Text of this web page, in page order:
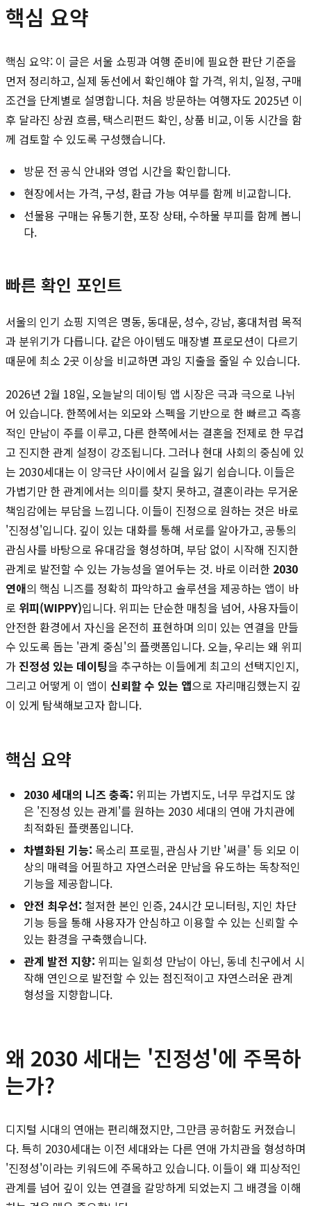
핵심 요약
핵심 요약: 이 글은 서울 쇼핑과 여행 준비에 필요한 판단 기준을
먼저 정리하고, 실제 동선에서 확인해야 할 가격, 위치, 일정, 구매
조건을 단계별로 설명합니다. 처음 방문하는 여행자도 2025년 이
후 달라진 상권 흐름, 택스리펀드 확인, 상품 비교, 이동 시간을 함
께 검토할 수 있도록 구성했습니다.
방문 전 공식 안내와 영업 시간을 확인합니다.
현장에서는 가격, 구성, 환급 가능 여부를 함께 비교합니다.
선물용 구매는 유통기한, 포장 상태, 수하물 부피를 함께 봅니
다.
빠른 확인 포인트
서울의 인기 쇼핑 지역은 명동, 동대문, 성수, 강남, 홍대처럼 목적
과 분위기가 다릅니다. 같은 아이템도 매장별 프로모션이 다르기
때문에 최소 2곳 이상을 비교하면 과잉 지출을 줄일 수 있습니다.
2026년 2월 18일, 오늘날의 데이팅 앱 시장은 극과 극으로 나뉘
어 있습니다. 한쪽에서는 외모와 스펙을 기반으로 한 빠르고 즉흥
적인 만남이 주를 이루고, 다른 한쪽에서는 결혼을 전제로 한 무겁
고 진지한 관계 설정이 강조됩니다. 그러나 현대 사회의 중심에 있
는 2030세대는 이 양극단 사이에서 길을 잃기 쉽습니다. 이들은
가볍기만 한 관계에서는 의미를 찾지 못하고, 결혼이라는 무거운
책임감에는 부담을 느낍니다. 이들이 진정으로 원하는 것은 바로
'진정성'입니다. 깊이 있는 대화를 통해 서로를 알아가고, 공통의
관심사를 바탕으로 유대감을 형성하며, 부담 없이 시작해 진지한
관계로 발전할 수 있는 가능성을 열어두는 것. 바로 이러한 2030
연애의 핵심 니즈를 정확히 파악하고 솔루션을 제공하는 앱이 바
로 위피(WIPPY)입니다. 위피는 단순한 매칭을 넘어, 사용자들이
안전한 환경에서 자신을 온전히 표현하며 의미 있는 연결을 만들
수 있도록 돕는 '관계 중심'의 플랫폼입니다. 오늘, 우리는 왜 위피
가 진정성 있는 데이팅을 추구하는 이들에게 최고의 선택지인지,
그리고 어떻게 이 앱이 신뢰할 수 있는 앱으로 자리매김했는지 깊
이 있게 탐색해보고자 합니다.
핵심 요약
2030 세대의 니즈 충족: 위피는 가볍지도, 너무 무겁지도 않
은 '진정성 있는 관계'를 원하는 2030 세대의 연애 가치관에
최적화된 플랫폼입니다.
차별화된 기능: 목소리 프로필, 관심사 기반 '써클' 등 외모 이
상의 매력을 어필하고 자연스러운 만남을 유도하는 독창적인
기능을 제공합니다.
안전 최우선: 철저한 본인 인증, 24시간 모니터링, 지인 차단
기능 등을 통해 사용자가 안심하고 이용할 수 있는 신뢰할 수
있는 환경을 구축했습니다.
관계 발전 지향: 위피는 일회성 만남이 아닌, 동네 친구에서 시
작해 연인으로 발전할 수 있는 점진적이고 자연스러운 관계
형성을 지향합니다.
왜 2030 세대는 '진정성'에 주목하
는가?
디지털 시대의 연애는 편리해졌지만, 그만큼 공허함도 커졌습니
다. 특히 2030세대는 이전 세대와는 다른 연애 가치관을 형성하며
'진정성'이라는 키워드에 주목하고 있습니다. 이들이 왜 피상적인
관계를 넘어 깊이 있는 연결을 갈망하게 되었는지 그 배경을 이해